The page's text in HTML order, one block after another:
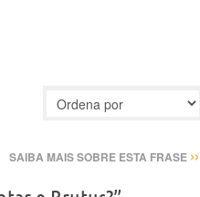
SAIBA MAIS SOBRE ESTA FRASE ››